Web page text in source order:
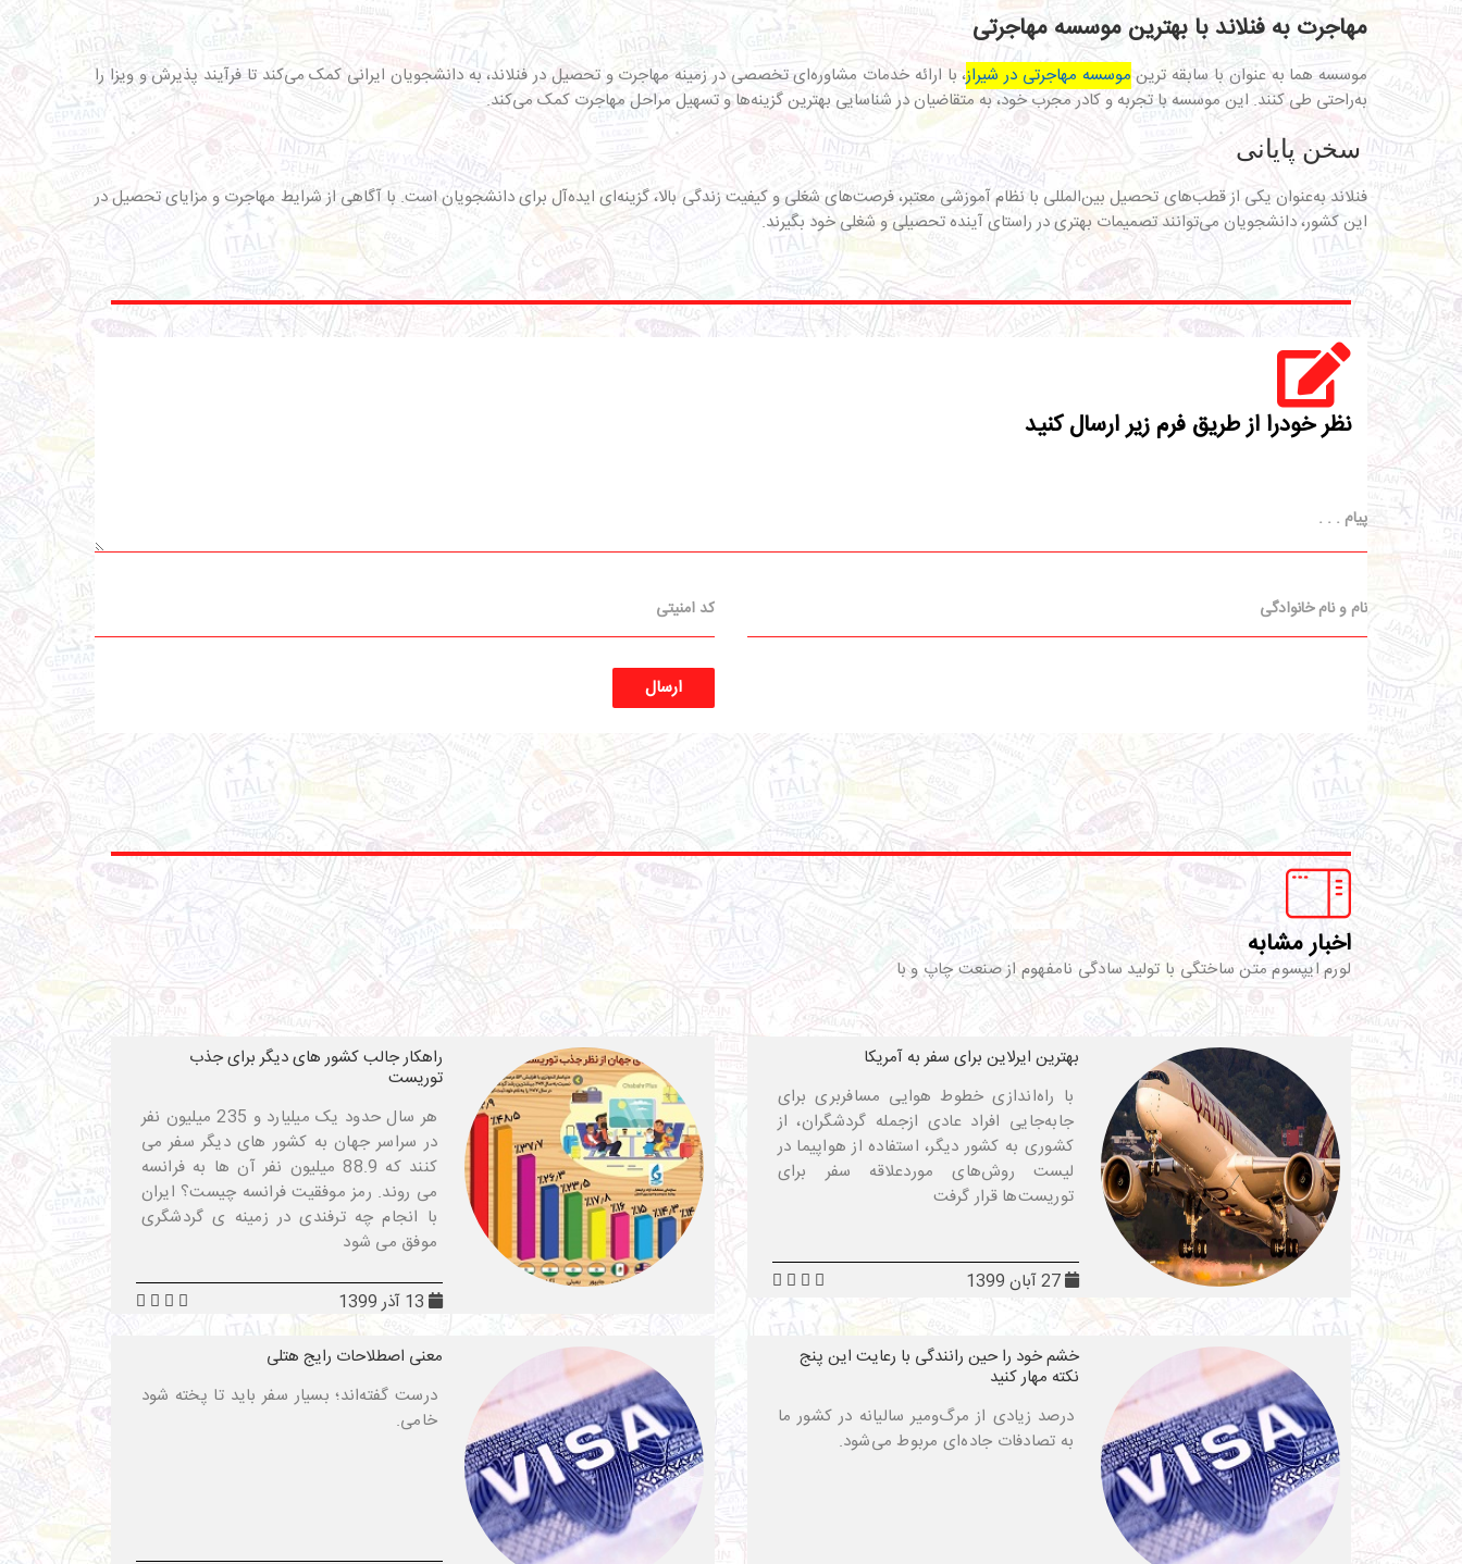
مهاجرت به فنلاند با بهترین موسسه مهاجرتی
موسسه هما به عنوان با سابقه ترین موسسه مهاجرتی در شیراز، با ارائه خدمات مشاوره‌ای تخصصی در زمینه مهاجرت و تحصیل در فنلاند، به دانشجویان ایرانی کمک می‌کند تا فرآیند پذیرش و ویزا را
به‌راحتی طی کنند. این موسسه با تجربه و کادر مجرب خود، به متقاضیان در شناسایی بهترین گزینه‌ها و تسهیل مراحل مهاجرت کمک می‌کند.
سخن پایانی
فنلاند به‌عنوان یکی از قطب‌های تحصیل بین‌المللی با نظام آموزشی معتبر، فرصت‌های شغلی و کیفیت زندگی بالا، گزینه‌ای ایده‌آل برای دانشجویان است. با آگاهی از شرایط مهاجرت و مزایای تحصیل در
این کشور، دانشجویان می‌توانند تصمیمات بهتری در راستای آینده تحصیلی و شغلی خود بگیرند.
نظر خودرا از طریق فرم زیر ارسال کنید
ارسال
اخبار مشابه
لورم ایپسوم متن ساختگی با تولید سادگی نامفهوم از صنعت چاپ و با
بهترین ایرلاین برای سفر به آمریکا
با راه‌اندازی خطوط هوایی مسافربری برای
جابه‌جایی افراد عادی ازجمله گردشگران، از
کشوری به کشور دیگر، استفاده از هواپیما در
لیست روش‌های موردعلاقه سفر برای
توریست‌ها قرار گرفت
راهکار جالب کشور های دیگر برای جذب
توریست
هر سال حدود یک میلیارد و 235 میلیون نفر
در سراسر جهان به کشور های دیگر سفر می
کنند که 88.9 میلیون نفر آن ها به فرانسه
می روند. رمز موفقیت فرانسه چیست؟ ایران
با انجام چه ترفندی در زمینه ی گردشگری
موفق می شود
خشم خود را حین رانندگی با رعایت این پنج
نکته مهار کنید
درصد زیادی از مرگ‌ومیر سالیانه در کشور ما
به تصادفات جاده‌ای مربوط می‌شود.
معنی اصطلاحات رایج هتلی
درست گفته‌اند؛ بسیار سفر باید تا پخته شود
خامی.